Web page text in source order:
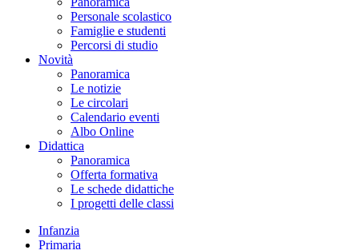
Personale scolastico
Famiglie e studenti
Percorsi di studio
Novità
Panoramica
Le notizie
Le circolari
Calendario eventi
Albo Online
Didattica
Panoramica
Offerta formativa
Le schede didattiche
I progetti delle classi
Infanzia
Primaria